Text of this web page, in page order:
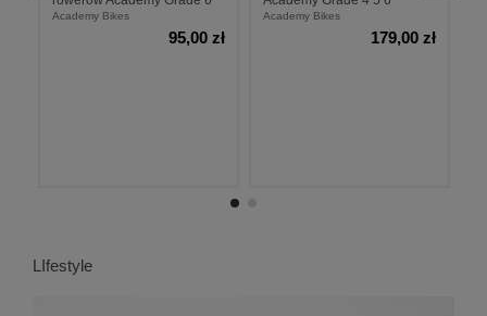
Academy Bikes
95,00 zł
Academy Bikes
179,00 zł
LIfestyle